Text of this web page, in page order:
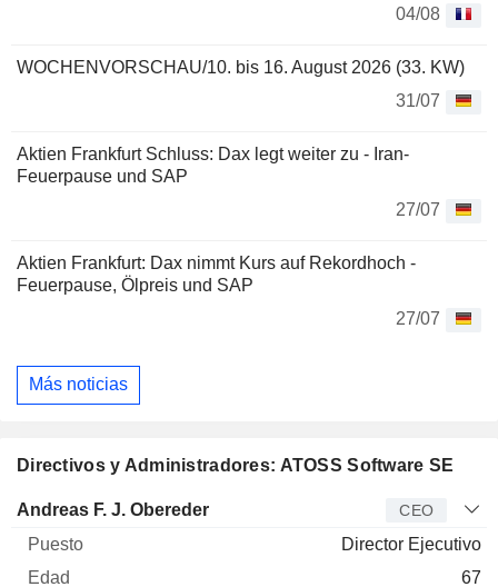
04/08
WOCHENVORSCHAU/10. bis 16. August 2026 (33. KW)
31/07
Aktien Frankfurt Schluss: Dax legt weiter zu - Iran-
Feuerpause und SAP
27/07
Aktien Frankfurt: Dax nimmt Kurs auf Rekordhoch -
Feuerpause, Ölpreis und SAP
27/07
Más noticias
Directivos y Administradores: ATOSS Software SE
Director Puesto Edad
Andreas F. J. Obereder CEO
Director Ejecutivo
67